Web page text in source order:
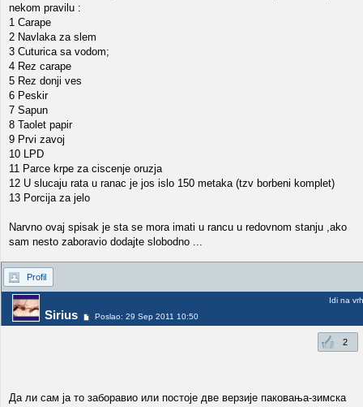
nekom pravilu :
1 Carape
2 Navlaka za slem
3 Cuturica sa vodom;
4 Rez carape
5 Rez donji ves
6 Peskir
7 Sapun
8 Taolet papir
9 Prvi zavoj
10 LPD
11 Parce krpe za ciscenje oruzja
12 U slucaju rata u ranac je jos islo 150 metaka (tzv borbeni komplet)
13 Porcija za jelo
Narvno ovaj spisak je sta se mora imati u rancu u redovnom stanju ,ako
sam nesto zaboravio dodajte slobodno ...
Profil
Sirius Poslao: 29 Sep 2011 10:50
Idi na vrh
2
Да ли сам ја то заборавио или постоје две верзије паковања-зимска